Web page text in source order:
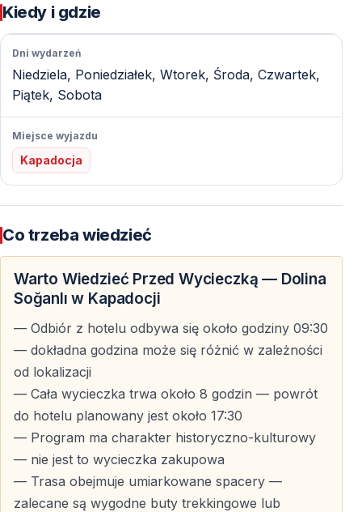
Sobessos — Rzymska Kapadocja
Stanowisko archeologiczne Sobessos, odkryte w 2002
roku, jest jednym z najważniejszych śladów epoki
— Pozostałości zabudowy miejskiej
— Kamienne struktury i ruiny
Dolina Soğanlı — Muzeum na Wolnym
Powietrzu
Kościoły Wykute w Skale i Freski
Dolina Soğanlı to naturalne muzeum na świeżym
powietrzu, ukryte wśród skalnych formacji.
— Skalnie wykute kościoły
— Freski przedstawiające sceny biblijne
— Ślady wczesnego chrześcijaństwa
— Spokojna atmosfera i naturalne ścieżki spacerowe
Kiedy i gdzie
Dni wydarzeń
Niedziela, Poniedziałek, Wtorek, Środa, Czwartek,
Piątek, Sobota
Miejsce wyjazdu
Kapadocja
Co trzeba wiedzieć
Warto Wiedzieć Przed Wycieczką — Dolina
Soğanlı w Kapadocji
— Odbiór z hotelu odbywa się około godziny 09:30
— dokładna godzina może się różnić w zależności
od lokalizacji
— Cała wycieczka trwa około 8 godzin — powrót
do hotelu planowany jest około 17:30
— Program ma charakter historyczno-kulturowy
— nie jest to wycieczka zakupowa
— Trasa obejmuje umiarkowane spacery —
zalecane są wygodne buty trekkingowe lub